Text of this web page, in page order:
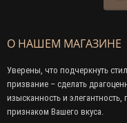
О НАШЕМ МАГАЗИНЕ
Уверены, что подчеркнуть
призвание – сделать
изысканность и
признаком Вашего вкуса.